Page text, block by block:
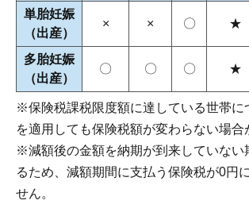
単胎妊娠
（出産）
× × 〇 ★
多胎妊娠
（出産）
〇 〇 〇 ★
※保険税課税限度額に達している世帯に
を適用しても保険税額が変わらない場合
※減額後の金額を納期が到来していない
るため、減額期間に支払う保険税が0円
せん。